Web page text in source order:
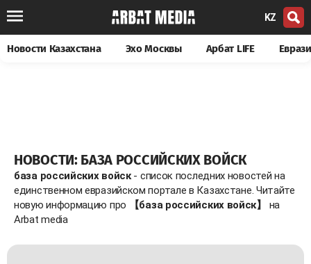
KZ
Новости Казахстана Эхо Москвы Арбат LIFE
НОВОСТИ: БАЗА РОССИЙСКИХ ВОЙСК
база российских войск- список последних новостей на
единственном евразийском портале в Казахстане. Читайте
новую информацию про
【база российских войск】
на
Arbat media